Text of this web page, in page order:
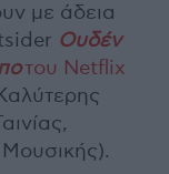
με άδεια
Ουδέν
του Netflix